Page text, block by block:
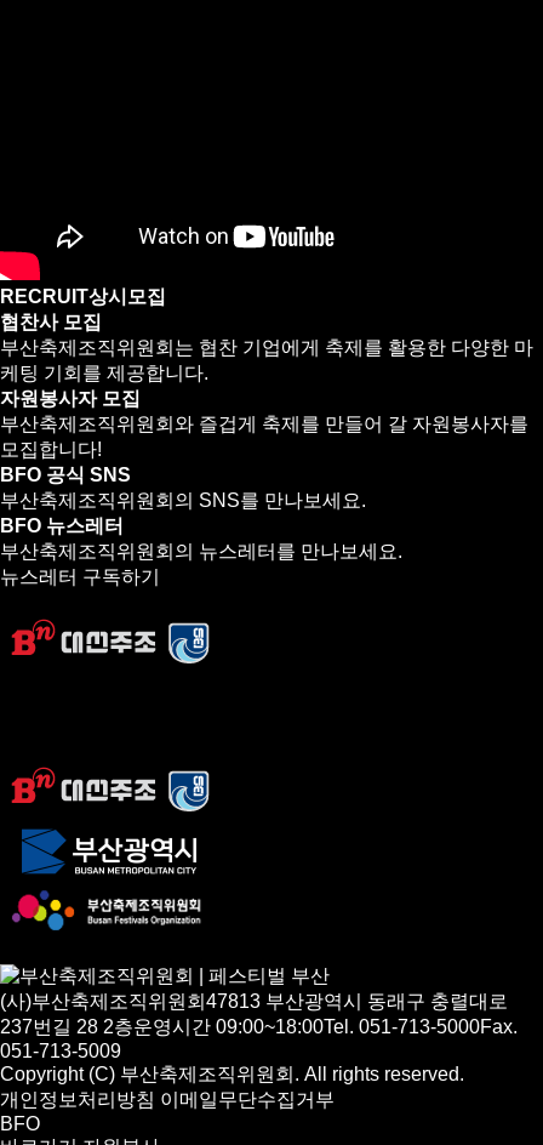
RECRUIT상시모집
협찬사 모집
부산축제조직위원회는 협찬 기업에게 축제를 활용한 다양한 마
케팅 기회를 제공합니다.
자원봉사자 모집
부산축제조직위원회와 즐겁게 축제를 만들어 갈 자원봉사자를
모집합니다!
BFO 공식 SNS
부산축제조직위원회의 SNS를 만나보세요.
BFO 뉴스레터
부산축제조직위원회의 뉴스레터를 만나보세요.
뉴스레터 구독하기
(사)부산축제조직위원회 47813 부산광역시 동래구 충렬대로
237번길 28 2층운영시간 09:00~18:00Tel. 051-713-5000Fax.
051-713-5009
Copyright (C) 부산축제조직위원회. All rights reserved.
개인정보처리방침 이메일무단수집거부
BFO